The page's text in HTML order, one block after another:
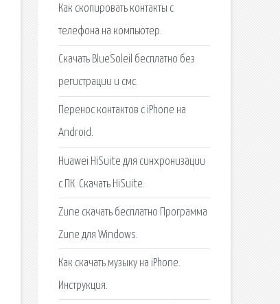
Как скопировать контакты с
телефона на компьютер.
Скачать BlueSoleil бесплатно без
регистрации и смс.
Перенос контактов с iPhone на
Android.
Huawei HiSuite для синхронизации
с ПК. Скачать HiSuite.
Zune скачать бесплатно Программа
Zune для Windows.
Как скачать музыку на iPhone.
Инструкция.